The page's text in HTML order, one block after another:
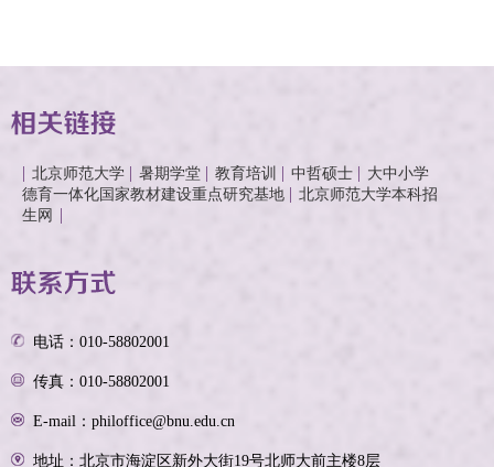
北京师范大学 暑期学堂 教育培训 中哲硕士
大中小学
德育一体化国家教材建设重点研究基地
北京师范大学本科招
生网
电话：010-58802001
传真：010-58802001
E-mail：philoffice@bnu.edu.cn
地址：北京市海淀区新外大街19号北师大前主楼8层